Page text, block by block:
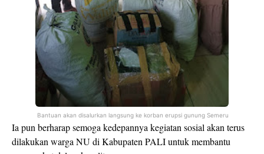
Bantuan akan disalurkan langsung ke korban erupsi gunung Semeru
Ia pun berharap semoga kedepannya kegiatan sosial akan terus
dilakukan warga NU di Kabupaten PALI untuk membantu